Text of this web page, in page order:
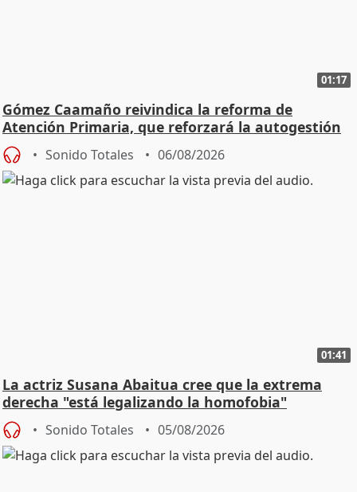
01:17
Gómez Caamaño reivindica la reforma de
Atención Primaria, que reforzará la autogestión
Sonido Totales 06/08/2026
01:41
La actriz Susana Abaitua cree que la extrema
derecha "está legalizando la homofobia"
Sonido Totales 05/08/2026